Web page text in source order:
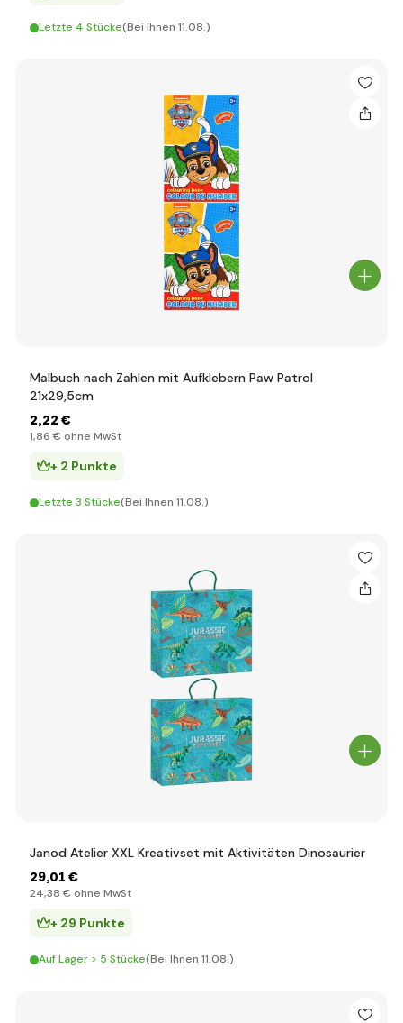
Letzte 4 Stücke(Bei Ihnen 11.08.)
Malbuch nach Zahlen mit Aufklebern Paw Patrol
21x29,5cm
2,22 €
1,86 € ohne MwSt
+ 2 Punkte
Letzte 3 Stücke(Bei Ihnen 11.08.)
Janod Atelier XXL Kreativset mit Aktivitäten Dinosaurier
29,01 €
24,38 € ohne MwSt
+ 29 Punkte
Auf Lager > 5 Stücke(Bei Ihnen 11.08.)